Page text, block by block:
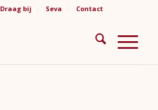
Draag bij Seva Contact